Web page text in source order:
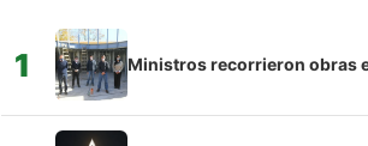
1 Ministros recorrieron obras